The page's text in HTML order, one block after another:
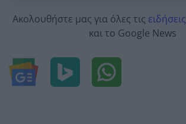
Ακολουθήστε μας για όλες τις ειδήσεις
και το Google News